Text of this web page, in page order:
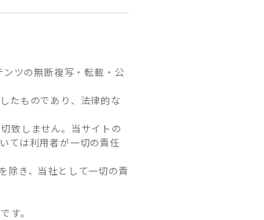
ツの無断複写・転載・公
たものであり、法律的な
致しません。当サイトの
ては利用者が一切の責任
除き、当社として一切の責
す。